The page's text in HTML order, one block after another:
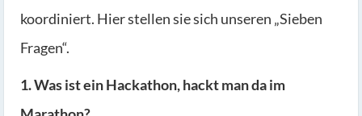
koordiniert. Hier stellen sie sich unseren „Sieben
Fragen“.
1. Was ist ein Hackathon, hackt man da im